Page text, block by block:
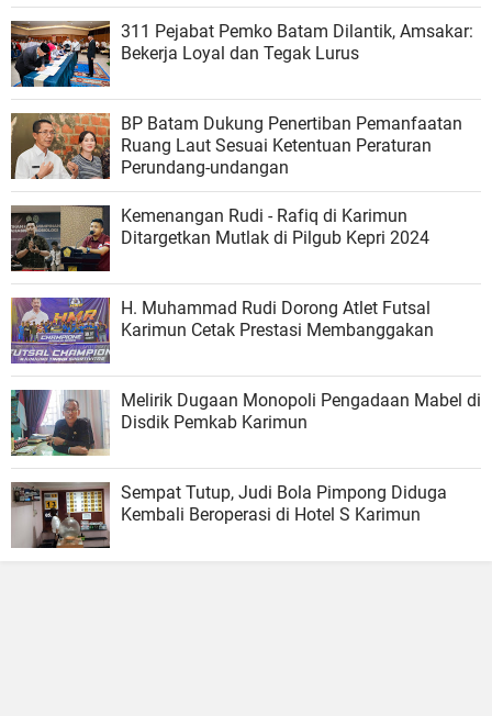
311 Pejabat Pemko Batam Dilantik, Amsakar:
Bekerja Loyal dan Tegak Lurus
BP Batam Dukung Penertiban Pemanfaatan
Ruang Laut Sesuai Ketentuan Peraturan
Perundang-undangan
Kemenangan Rudi - Rafiq di Karimun
Ditargetkan Mutlak di Pilgub Kepri 2024
H. Muhammad Rudi Dorong Atlet Futsal
Karimun Cetak Prestasi Membanggakan
Melirik Dugaan Monopoli Pengadaan Mabel di
Disdik Pemkab Karimun
Sempat Tutup, Judi Bola Pimpong Diduga
Kembali Beroperasi di Hotel S Karimun